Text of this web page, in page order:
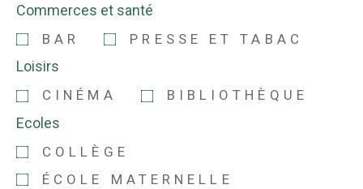
Commerces et santé
BAR PRESSE ET TABAC
Loisirs
CINÉMA BIBLIOTHÈQUE
Ecoles
COLLÈGE
ÉCOLE MATERNELLE